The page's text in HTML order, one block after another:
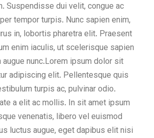
Suspendisse dui velit, congue ac
tempor turpis. Nunc sapien enim,
in, lobortis pharetra elit. Praesent
enim iaculis, ut scelerisque sapien
augue nunc.Lorem ipsum dolor sit
adipiscing elit. Pellentesque quis
turpis ac, pulvinar odio.
a elit ac mollis. In sit amet ipsum
venenatis, libero vel euismod
luctus augue, eget dapibus elit nisi